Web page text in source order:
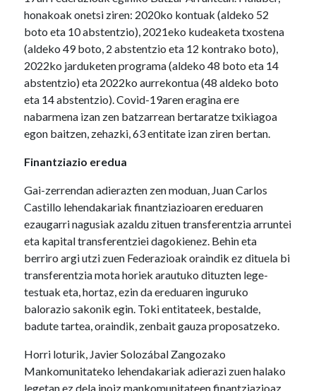
honakoak onetsi ziren: 2020ko kontuak (aldeko 52
boto eta 10 abstentzio), 2021eko kudeaketa txostena
(aldeko 49 boto, 2 abstentzio eta 12 kontrako boto),
2022ko jarduketen programa (aldeko 48 boto eta 14
abstentzio) eta 2022ko aurrekontua (48 aldeko boto
eta 14 abstentzio). Covid-19aren eragina ere
nabarmena izan zen batzarrean bertaratze txikiagoa
egon baitzen, zehazki, 63 entitate izan ziren bertan.
Finantziazio eredua
Gai-zerrendan adierazten zen moduan, Juan Carlos
Castillo lehendakariak finantziazioaren ereduaren
ezaugarri nagusiak azaldu zituen transferentzia arruntei
eta kapital transferentziei dagokienez. Behin eta
berriro argi utzi zuen Federazioak oraindik ez dituela bi
transferentzia mota horiek arautuko dituzten lege-
testuak eta, hortaz, ezin da ereduaren inguruko
balorazio sakonik egin. Toki entitateek, bestalde,
badute tartea, oraindik, zenbait gauza proposatzeko.
Horri loturik, Javier Solozábal Zangozako
Mankomunitateko lehendakariak adierazi zuen halako
legetan ez dela inoiz mankomunitateen finantziazioaz